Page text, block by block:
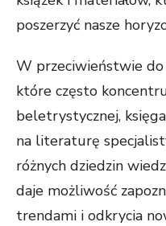
poszerzyć nasze
W przeciwieństwie
które często
beletrystycznej,
na literaturę
różnych dziedzin
daje możliwość
trendami i odkrycia